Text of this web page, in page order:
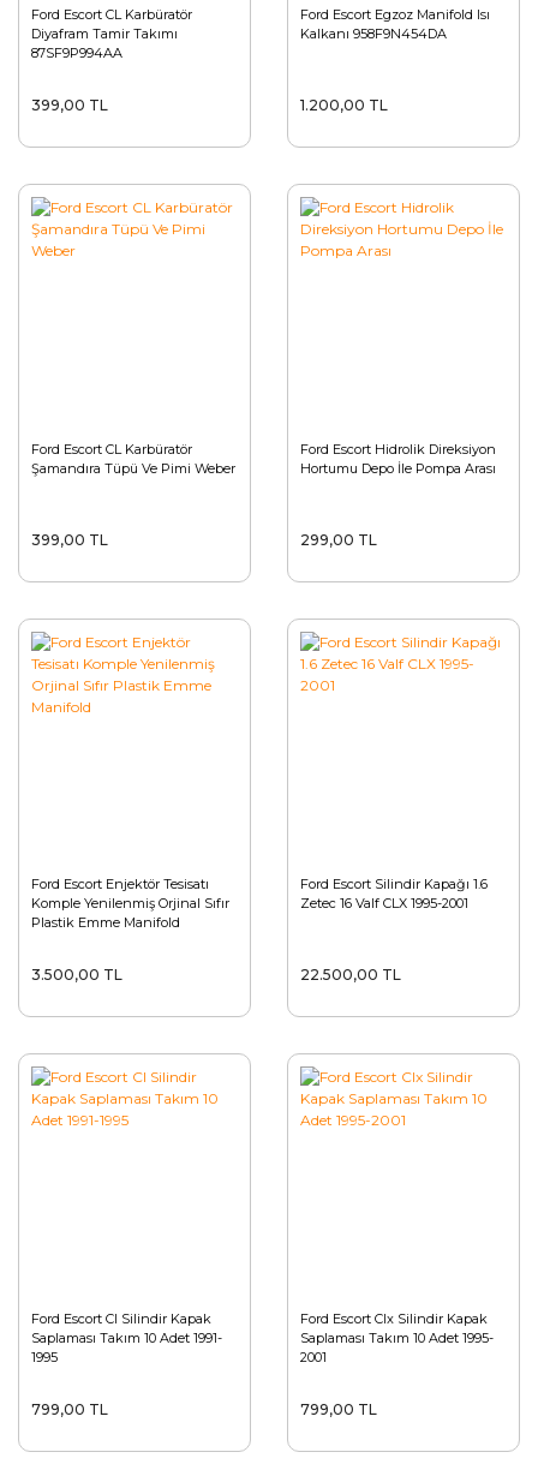
Ford Escort CL Karbüratör
Diyafram Tamir Takımı
87SF9P994AA
399,00 TL
Ford Escort Egzoz Manifold Isı
Kalkanı 958F9N454DA
1.200,00 TL
Ford Escort CL Karbüratör
Şamandıra Tüpü Ve Pimi Weber
399,00 TL
Ford Escort Hidrolik Direksiyon
Hortumu Depo İle Pompa Arası
299,00 TL
Ford Escort Enjektör Tesisatı
Komple Yenilenmiş Orjinal Sıfır
Plastik Emme Manifold
3.500,00 TL
Ford Escort Silindir Kapağı 1.6
Zetec 16 Valf CLX 1995-2001
22.500,00 TL
Ford Escort Cl Silindir Kapak
Saplaması Takım 10 Adet 1991-
1995
799,00 TL
Ford Escort Clx Silindir Kapak
Saplaması Takım 10 Adet 1995-
2001
799,00 TL